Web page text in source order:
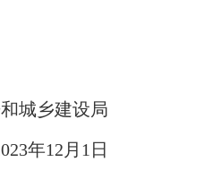
城乡建设局
年12月1日